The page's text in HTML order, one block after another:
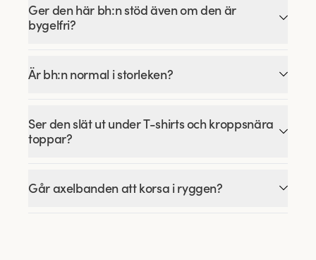
Ger den här bh:n stöd även om den är
bygelfri?
Är bh:n normal i storleken?
Ser den slät ut under T-shirts och kroppsnära
toppar?
Går axelbanden att korsa i ryggen?